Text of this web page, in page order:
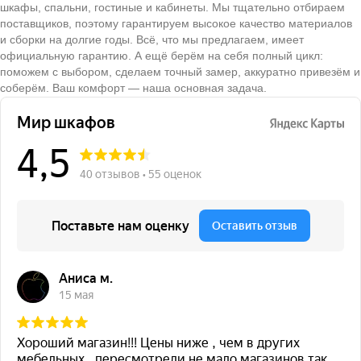
шкафы, спальни, гостиные и кабинеты. Мы тщательно отбираем
поставщиков, поэтому гарантируем высокое качество материалов
и сборки на долгие годы. Всё, что мы предлагаем, имеет
официальную гарантию. А ещё берём на себя полный цикл:
поможем с выбором, сделаем точный замер, аккуратно привезём и
соберём. Ваш комфорт — наша основная задача.